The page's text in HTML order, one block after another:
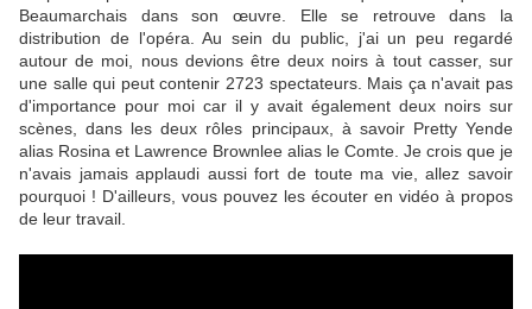
Beaumarchais dans son œuvre. Elle se retrouve dans la
distribution de l'opéra. Au sein du public, j'ai un peu regardé
autour de moi, nous devions être deux noirs à tout casser, sur
une salle qui peut contenir 2723 spectateurs. Mais ça n'avait pas
d'importance pour moi car il y avait également deux noirs sur
scènes, dans les deux rôles principaux, à savoir Pretty Yende
alias Rosina et Lawrence Brownlee alias le Comte. Je crois que je
n'avais jamais applaudi aussi fort de toute ma vie, allez savoir
pourquoi ! D'ailleurs, vous pouvez les écouter en vidéo à propos
de leur travail.